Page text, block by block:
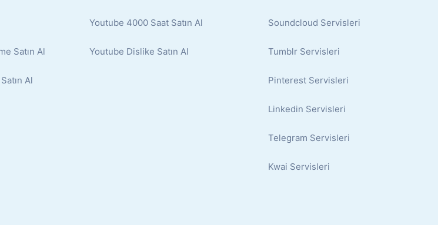
Satın Al
Al
Youtube 4000 Saat Satın Al
Youtube Dislike Satın Al
Soundcloud Servisleri
Tumblr Servisleri
Pinterest Servisleri
Linkedin Servisleri
Telegram Servisleri
Kwai Servisleri